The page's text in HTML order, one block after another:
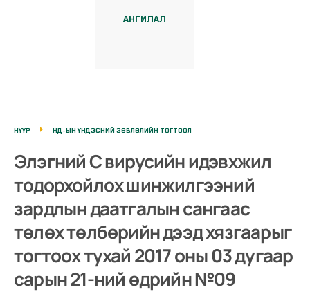
АНГИЛАЛ
НҮҮР НД-ЫН ҮНДЭСНИЙ ЗӨВЛӨЛИЙН ТОГТООЛ
Элэгний С вирусийн идэвхжил
тодорхойлох шинжилгээний
зардлын даатгалын сангаас
төлөх төлбөрийн дээд хязгаарыг
тогтоох тухай 2017 оны 03 дугаар
сарын 21-ний өдрийн №09